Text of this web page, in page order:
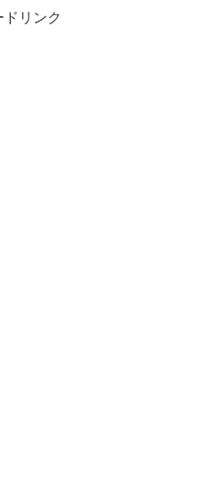
ドリンク